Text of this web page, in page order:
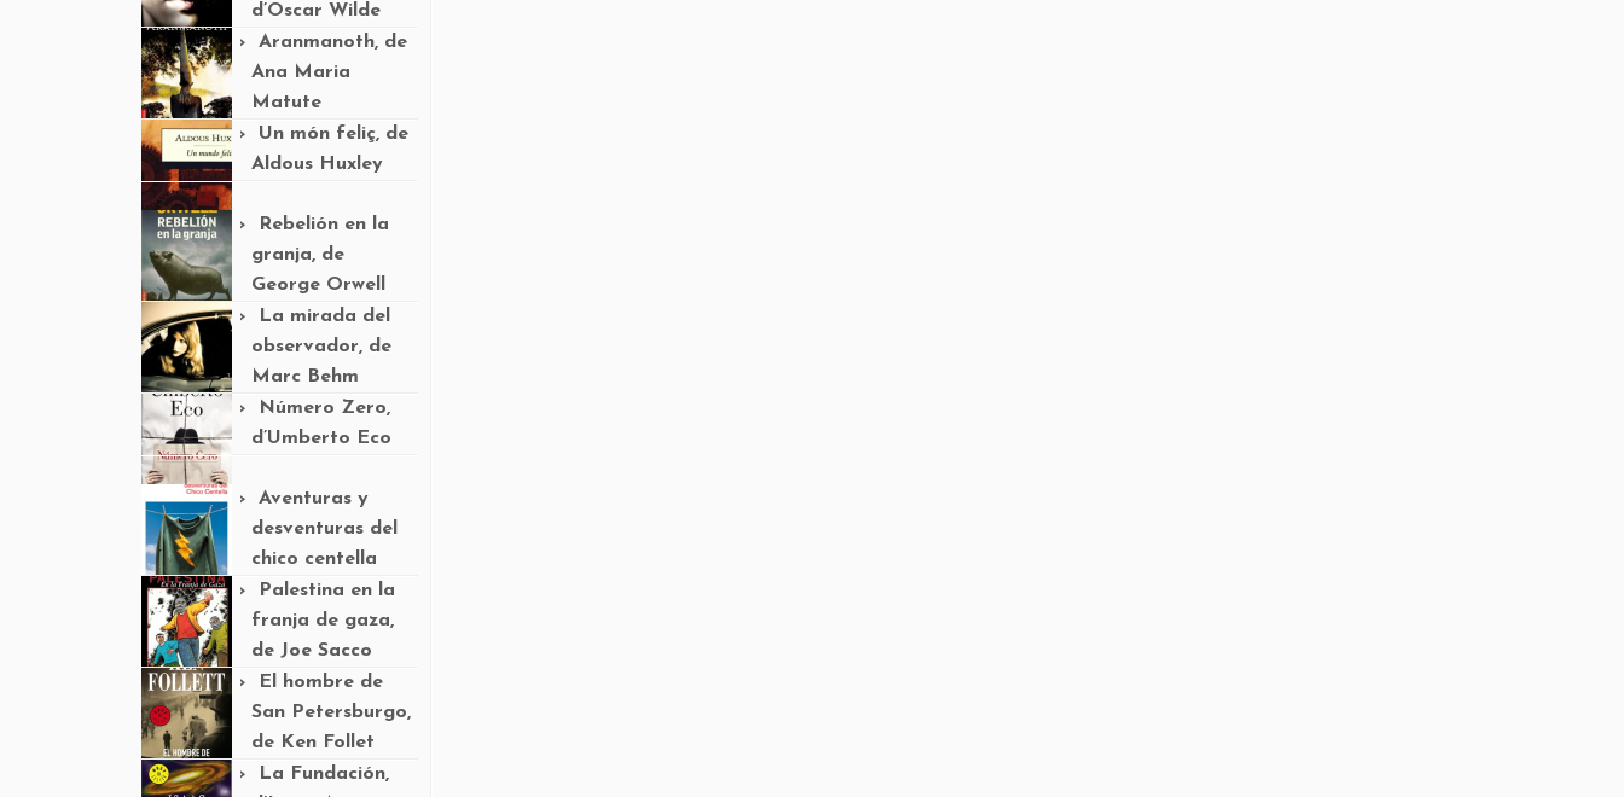
d’Oscar Wilde
Aranmanoth, de
Ana Maria
Matute
Un món feliç, de
Aldous Huxley
Rebelión en la
granja, de
George Orwell
La mirada del
observador, de
Marc Behm
Número Zero,
d’Umberto Eco
Aventuras y
desventuras del
chico centella
Palestina en la
franja de gaza,
de Joe Sacco
El hombre de
San Petersburgo,
de Ken Follet
La Fundación,